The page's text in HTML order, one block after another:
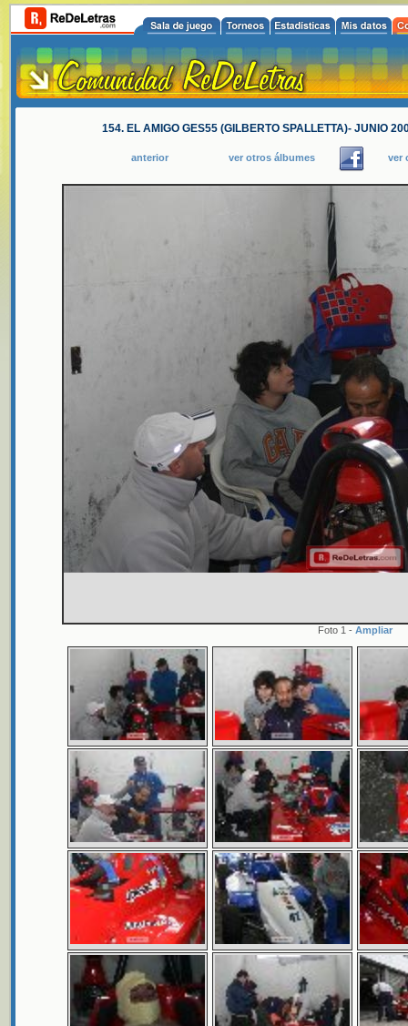
154. EL AMIGO GES55 (GILBERTO SPALLETTA)- JUNIO
anterior ver otros álbumes ver
Foto 1 - Ampliar